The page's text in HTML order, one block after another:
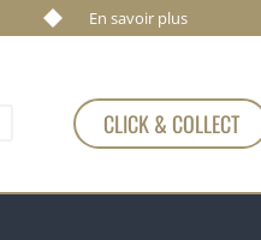
En savoir plus
CLICK & COLLECT